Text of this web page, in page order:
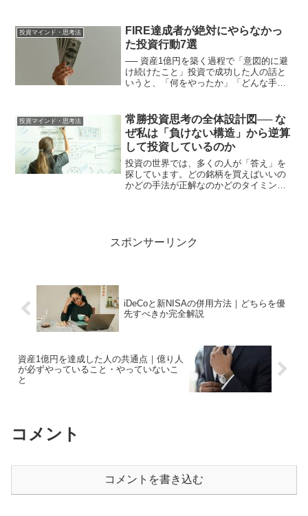
予想もしない。そう聞くと、「じゃあ何
を見て投資しているの...
投資マインド・思考法
FIRE達成者が絶対にやらなかっ
た投資行動7選
── 資産1億円を築く過程で「意図的に避
け続けたこと」投資で成功した人の話と
いうと、「何をやったか」「どんな手法
り重要なのは「何をやらなかったか」**
です。私はこれま...
投資マインド・思考法
常勝投資思考の全体設計図── な
ぜ私は「負けない構造」から逆算
して投資しているのか
投資の世界では、多くの人が「答え」を
探しています。どの銘柄を買えばいいの
かどの手法が正解なのかどのタイミング
スポンサーリンク
iDeCoと新NISAの併用方法｜どちらを優
先すべきか完全解説
資産1億円を達成した人の共通点｜億り人
が必ずやっていること・やっていないこ
と
コメント
コメントを書き込む